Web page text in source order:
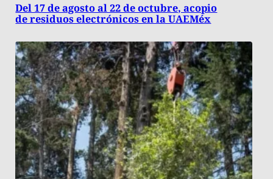
Del 17 de agosto al 22 de octubre, acopio
de residuos electrónicos en la UAEMéx